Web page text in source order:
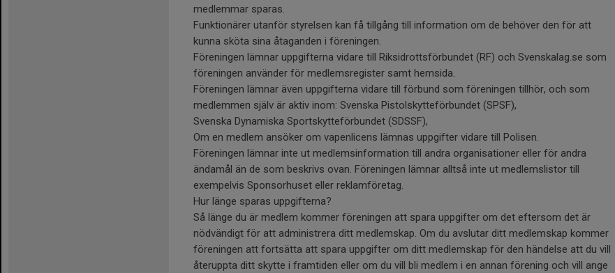
medlemmar sparas.
Funktionärer utanför styrelsen kan få tillgång till information om de behöver den för att
kunna sköta sina åtaganden i föreningen.
Föreningen lämnar uppgifterna vidare till Riksidrottsförbundet (RF) och Svenskalag.se som
föreningen använder för medlemsregister samt hemsida.
Föreningen lämnar även uppgifterna vidare till förbund som föreningen tillhör, och som
medlemmen själv är aktiv inom: Svenska Pistolskytteförbundet (SPSF),
Svenska Dynamiska Sportskytteförbundet (SDSSF),
Om en medlem ansöker om vapenlicens lämnas uppgifter vidare till Polisen.
Föreningen lämnar inte ut medlemsinformation till andra organisationer eller för andra
ändamål än de som beskrivs ovan. Föreningen lämnar alltså inte ut medlemslistor till
exempelvis Sponsorhuset eller reklamföretag.
Hur länge sparas uppgifterna?
Så länge du är medlem kommer föreningen att spara uppgifter om det eftersom det är
nödvändigt för att administrera ditt medlemskap. Om du avslutar ditt medlemskap kommer
föreningen att fortsätta att spara uppgifter om ditt medlemskap för den händelse att du vill
återuppta ditt skytte i framtiden eller om du vill bli medlem i en annan förening och vill ange